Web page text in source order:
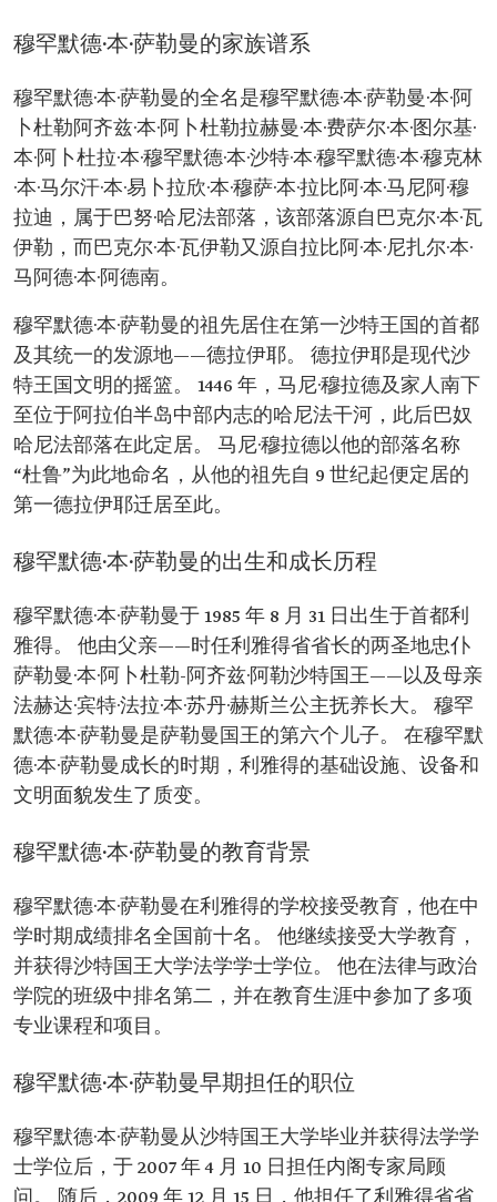
国防大臣。
国防部大臣办公室总管。
内阁专家局顾问。
项目：
新未来城、
奇迪亚、
线性城市、
Oxagon 未来工业城市、
Trojena 未来冬季旅游胜地
领导历史性峰会和倡议：
未来投资倡议
2021 年海湾阿拉伯国家合作委员会峰会（欧拉峰
会）、
绿色中东倡议峰会、
吉达安全与发展峰会。
成就：
推出沙特愿景 2030、
通过增加就业机会来加强青年作用
使沙特经济结构多元化并实现可持续发展、
成立穆罕默德·本·萨勒曼基金会、
以穆罕默德·本·萨勒曼王子的名字命名的项目：
穆罕默德·本·萨勒曼历史清真寺开发项目、
穆罕默德·本·萨勒曼基金会、
穆罕默德·本·萨勒曼王子公园基金会。
勋章与荣誉：
谢赫伊萨·本·萨勒曼·阿勒哈利法勋章、
巴基斯坦最高国民勋章、
科威特勋章和穆巴拉克大帝勋章、
2013 年支持企业家年度领导人物奖、
《时代杂志》公布穆罕默德·本·萨勒曼王子入选
穆罕默德·本·萨勒曼的家族谱系
穆罕默德·本·萨勒曼的全名是穆罕默德·本·萨勒曼·本·阿
卜杜勒阿齐兹·本·阿卜杜勒拉赫曼·本·费萨尔·本·图尔基·
本·阿卜杜拉·本·穆罕默德·本·沙特·本·穆罕默德·本·穆克林
·本·马尔汗·本·易卜拉欣·本·穆萨·本·拉比阿·本·马尼阿·穆
拉迪，属于巴努·哈尼法部落，该部落源自巴克尔·本·瓦
伊勒，而巴克尔·本·瓦伊勒又源自拉比阿·本·尼扎尔·本·
马阿德·本·阿德南。
穆罕默德·本·萨勒曼的祖先居住在第一沙特王国的首都
及其统一的发源地——德拉伊耶。 德拉伊耶是现代沙
特王国文明的摇篮。 1446 年，马尼·穆拉德及家人南下
至位于阿拉伯半岛中部内志的哈尼法干河，此后巴奴
哈尼法部落在此定居。 马尼·穆拉德以他的部落名称
“杜鲁”为此地命名，从他的祖先自 9 世纪起便定居的
第一德拉伊耶迁居至此。
穆罕默德·本·萨勒曼的出生和成长历程
穆罕默德·本·萨勒曼于 1985 年 8 月 31 日出生于首都利
雅得。 他由父亲——时任利雅得省省长的两圣地忠仆
萨勒曼·本·阿卜杜勒-阿齐兹·阿勒沙特国王——以及母亲
法赫达·宾特·法拉·本·苏丹·赫斯兰公主抚养长大。 穆罕
默德·本·萨勒曼是萨勒曼国王的第六个儿子。 在穆罕默
德·本·萨勒曼成长的时期，利雅得的基础设施、设备和
文明面貌发生了质变。
穆罕默德·本·萨勒曼的教育背景
穆罕默德·本·萨勒曼在利雅得的学校接受教育，他在中
学时期成绩排名全国前十名。 他继续接受大学教育，
并获得沙特国王大学法学学士学位。 他在法律与政治
学院的班级中排名第二，并在教育生涯中参加了多项
专业课程和项目。
穆罕默德·本·萨勒曼早期担任的职位
穆罕默德·本·萨勒曼从沙特国王大学毕业并获得法学学
士学位后，于 2007 年 4 月 10 日担任内阁专家局顾